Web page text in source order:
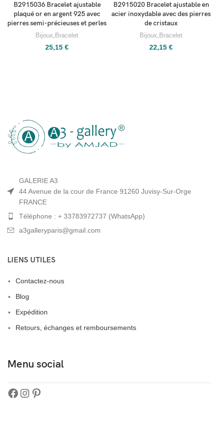
B2915036 Bracelet ajustable
plaqué or en argent 925 avec
pierres semi-précieuses et perles
Bijoux, Bracelet
25,15 €
B2915020 Bracelet ajustable en
acier inoxydable avec des pierres
de cristaux
Bijoux, Bracelet
22,15 €
GALERIE A3
44 Avenue de la cour de France 91260 Juvisy-Sur-Orge
FRANCE
Téléphone : + 33783972737 (WhatsApp)
a3galleryparis@gmail.com
LIENS UTILES
Contactez-nous
Blog
Expédition
Retours, échanges et remboursements
Menu social